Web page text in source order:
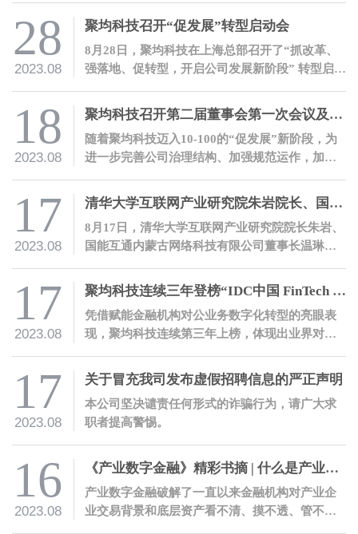
国产业区块链典型案例》。
28
2023.08
聚均科技召开“促发展”转型启动会
8月28日，聚均科技在上海总部召开了“抓改革、
强落地、促转型，开启公司发展新阶段” 转型启动
18
2023.08
聚均科技召开第二届董事会第一次会议及第一届监事会第一次会议
随着聚均科技迈入10-100的“促发展”新阶段，为
进一步完善公司治理结构、加强规范运作，加快
日，聚均科技在上海总部召开了第二届董事会第
一次会议及第一届监事会第一次会议。
17
2023.08
清华大学互联网产业研究院朱岩院长、国能互通温琳董事长一行莅临聚均科技参观交流
8月17日，清华大学互联网产业研究院院长朱岩、
国能互通内蒙古网络科技有限公司董事长温琳、
经理张志勇一行莅临聚均科技参观交流。
17
2023.08
聚均科技连续三年登榜“IDC中国 FinTech 50”
凭借赋能金融机构对公业务数字化转型的亮眼表
现，聚均科技连续第三年上榜，体现出业界对公
17
2023.08
关于冒充我司发布虚假招聘信息的严正声明
本公司坚决谴责任何形式的诈骗行为，请广大求
职者提高警惕。
16
2023.08
《产业数字金融》精彩书摘 | 什么是产业数字金融
产业数字金融破解了一直以来金融机构对产业企
业交易背景和底层资产看不清、摸不透、管不